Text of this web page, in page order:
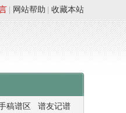
收藏本站
网站帮助
稿谱区
谱友记谱